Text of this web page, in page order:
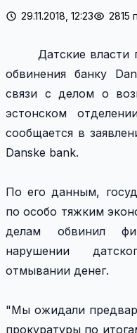
29.11.2018, 12:23 2815
Датские власти
обвинения банку
связи с делом о
эстонском
сообщается в
Danske bank.
По его данным,
по особо тяжким
делам обвинил
нарушении
отмывании денег.
"Мы ожидали
прокуратуры по